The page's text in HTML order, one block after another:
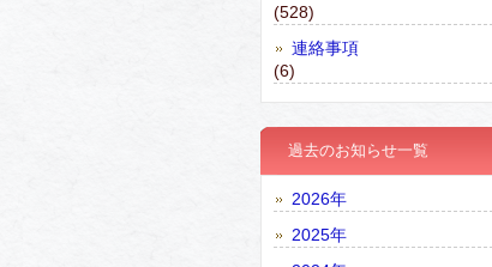
(528)
連絡事項
(6)
過去のお知らせ一覧
2026年
2025年